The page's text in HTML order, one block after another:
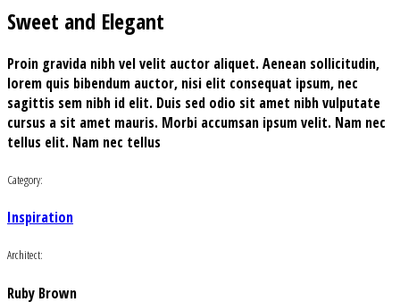
Sweet and Elegant
Proin gravida nibh vel velit auctor aliquet. Aenean sollicitudin,
lorem quis bibendum auctor, nisi elit consequat ipsum, nec
sagittis sem nibh id elit. Duis sed odio sit amet nibh vulputate
cursus a sit amet mauris. Morbi accumsan ipsum velit. Nam nec
tellus elit. Nam nec tellus
Category:
Inspiration
Architect:
Ruby Brown